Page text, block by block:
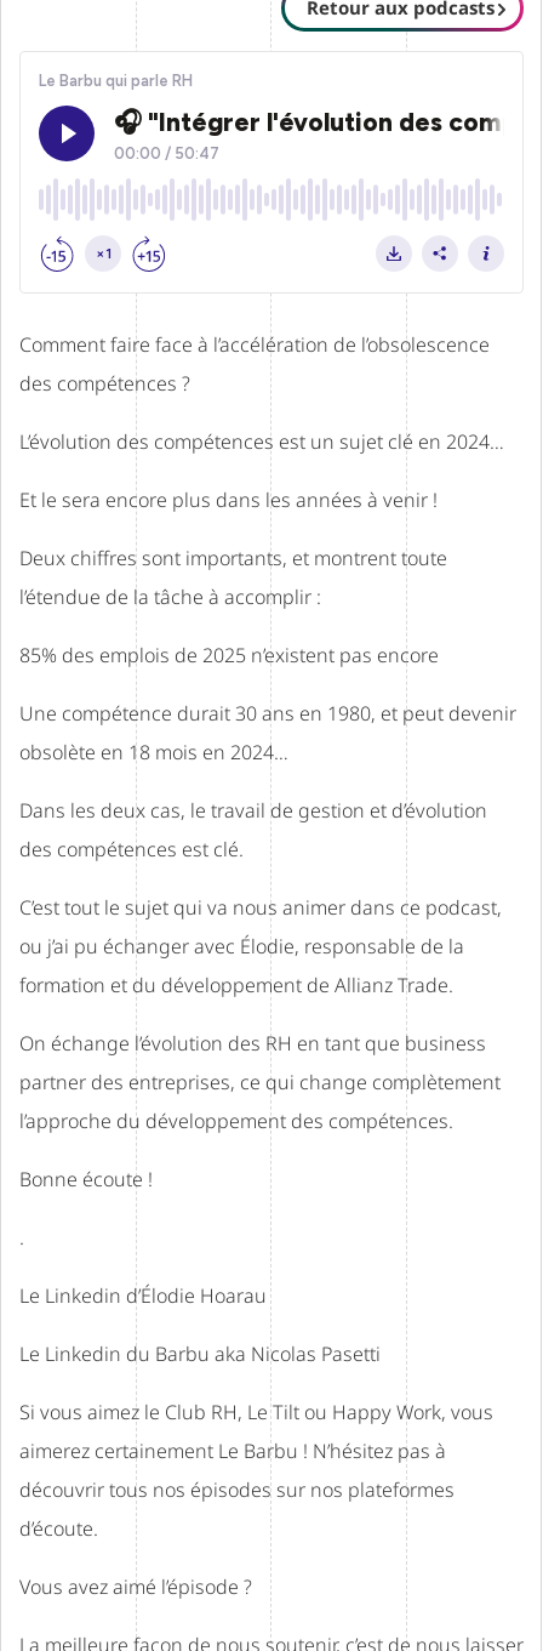
Comment faire face à l’accélération de l’obsolescence
des compétences ?
L’évolution des compétences est un sujet clé en 2024…
Et le sera encore plus dans les années à venir !
Deux chiffres sont importants, et montrent toute
l’étendue de la tâche à accomplir :
85% des emplois de 2025 n’existent pas encore
Une compétence durait 30 ans en 1980, et peut devenir
obsolète en 18 mois en 2024…
Dans les deux cas, le travail de gestion et d’évolution
des compétences est clé.
C’est tout le sujet qui va nous animer dans ce podcast,
ou j’ai pu échanger avec Élodie, responsable de la
formation et du développement de Allianz Trade.
On échange l’évolution des RH en tant que business
partner des entreprises, ce qui change complètement
l’approche du développement des compétences.
Bonne écoute !
.
Le Linkedin d’Élodie Hoarau
Le Linkedin du Barbu aka Nicolas Pasetti
Si vous aimez le Club RH, Le Tilt ou Happy Work, vous
aimerez certainement Le Barbu ! N’hésitez pas à
découvrir tous nos épisodes sur nos plateformes
d’écoute.
Vous avez aimé l’épisode ?
La meilleure façon de nous soutenir, c’est de nous laisser
Retour aux podcasts